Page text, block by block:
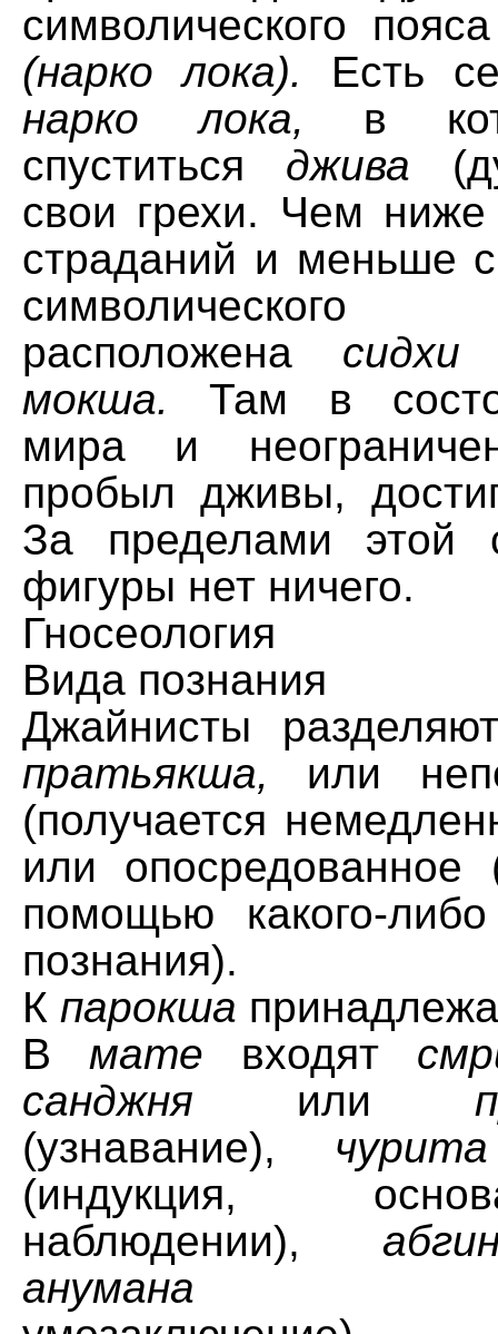
символического
(нарко лока).
Есть
нарко лока, в
спуститься джива
свои грехи. Чем
страданий и меньше
расположена
мокша.
Там в
мира и
пробыл дживы,
За пределами этой
фигуры нет ничего.
Гносеология
Вида познания
Джайнисты
пратьякша, или
(получается
или опосредованное
помощью какого-
познания).
К парокша
В мате входят
санджня или
(узнавание), чурита
(индукция,
наблюдении),
анумана